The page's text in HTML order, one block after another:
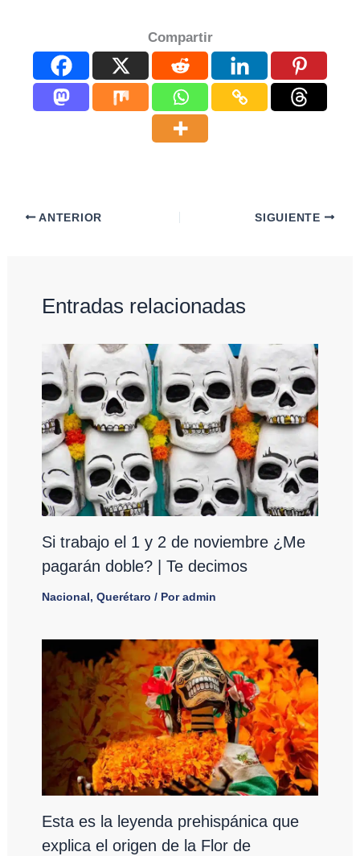
Compartir
ANTERIOR SIGUIENTE
Entradas relacionadas
Si trabajo el 1 y 2 de noviembre ¿Me
pagarán doble? | Te decimos
Nacional, Querétaro / Poradmin
Esta es la leyenda prehispánica que
explica el origen de la Flor de